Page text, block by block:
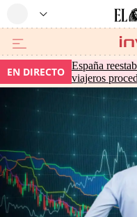
EN DIRECTO España
viajeros